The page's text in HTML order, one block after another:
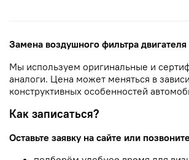
Замена воздушного фильтра двигателя
Мы используем оригинальные и
аналоги. Цена может меняться в
конструктивных особенностей
Как записаться?
Оставьте заявку на сайте или